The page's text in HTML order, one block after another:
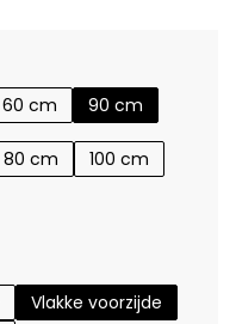
60 cm 90 cm
80 cm
100 cm
Vlakke voorzijde